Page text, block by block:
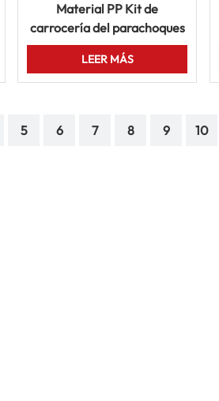
Material PP Kit de
carrocería del parachoques
trasero delantero para el
estilo de actualización de la
serie BMW 5
LEER MÁS
5 6 7 8 9 10